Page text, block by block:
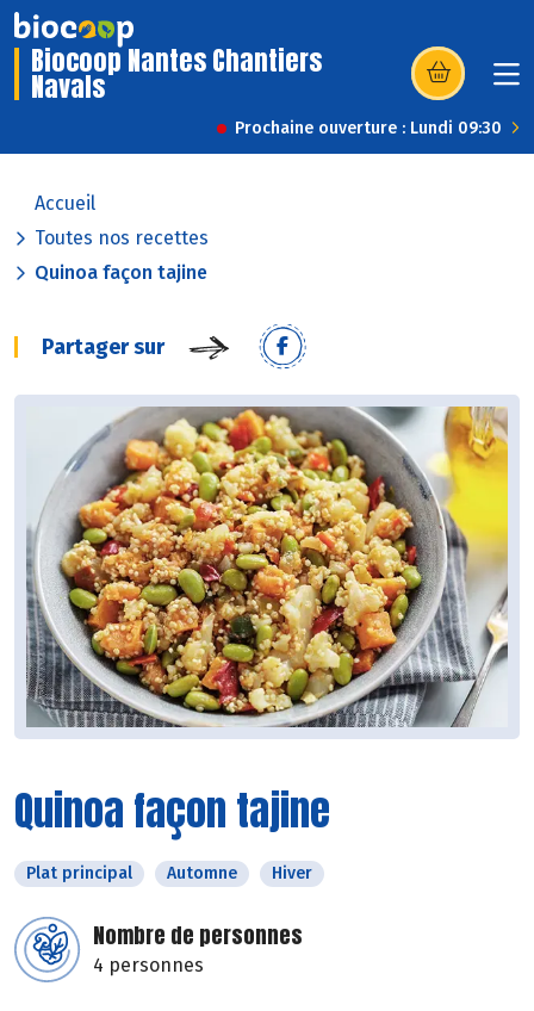
Biocoop Nantes Chantiers
Navals (s’ouvre dans
Prochaine ouverture : Lundi 09:30
Accueil
Toutes nos recettes
Quinoa façon tajine
Partager sur
Quinoa façon tajine
Plat principal Automne Hiver
Nombre de personnes
4 personnes